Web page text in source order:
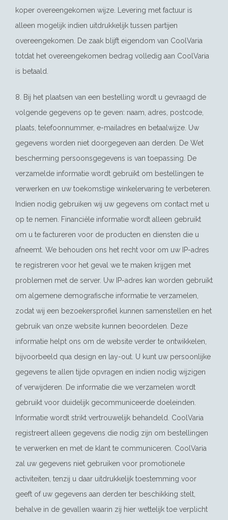
koper overeengekomen wijze. Levering met factuur is
alleen mogelijk indien uitdrukkelijk tussen partijen
overeengekomen. De zaak blijft eigendom van CoolVaria
totdat het overeengekomen bedrag volledig aan CoolVaria
is betaald.
8. Bij het plaatsen van een bestelling wordt u gevraagd de
volgende gegevens op te geven: naam, adres, postcode,
plaats, telefoonnummer, e-mailadres en betaalwijze. Uw
gegevens worden niet doorgegeven aan derden. De Wet
bescherming persoonsgegevens is van toepassing. De
verzamelde informatie wordt gebruikt om bestellingen te
verwerken en uw toekomstige winkelervaring te verbeteren.
Indien nodig gebruiken wij uw gegevens om contact met u
op te nemen. Financiële informatie wordt alleen gebruikt
om u te factureren voor de producten en diensten die u
afneemt. We behouden ons het recht voor om uw IP-adres
te registreren voor het geval we te maken krijgen met
problemen met de server. Uw IP-adres kan worden gebruikt
om algemene demografische informatie te verzamelen,
zodat wij een bezoekersprofiel kunnen samenstellen en het
gebruik van onze website kunnen beoordelen. Deze
informatie helpt ons om de website verder te ontwikkelen,
bijvoorbeeld qua design en lay-out. U kunt uw persoonlijke
gegevens te allen tijde opvragen en indien nodig wijzigen
of verwijderen. De informatie die we verzamelen wordt
gebruikt voor duidelijk gecommuniceerde doeleinden.
Informatie wordt strikt vertrouwelijk behandeld. CoolVaria
registreert alleen gegevens die nodig zijn om bestellingen
te verwerken en met de klant te communiceren. CoolVaria
zal uw gegevens niet gebruiken voor promotionele
activiteiten, tenzij u daar uitdrukkelijk toestemming voor
geeft of uw gegevens aan derden ter beschikking stelt,
behalve in de gevallen waarin zij hier wettelijk toe verplicht